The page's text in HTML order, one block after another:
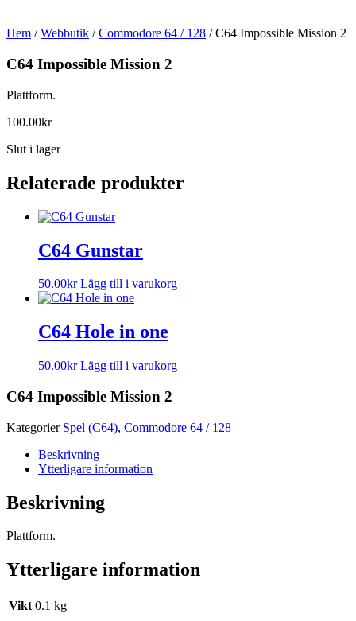
Hem /Webbutik /Commodore 64 / 128 / C64 Impossible Mission 2
C64 Impossible Mission 2
Plattform.
100.00kr
Slut i lager
Relaterade produkter
C64 Gunstar
50.00kr Lägg till i varukorg
C64 Hole in one
50.00kr Lägg till i varukorg
C64 Impossible Mission 2
Kategorier Spel (C64), Commodore 64 / 128
Beskrivning
Ytterligare information
Beskrivning
Plattform.
Ytterligare information
Vikt 0.1 kg